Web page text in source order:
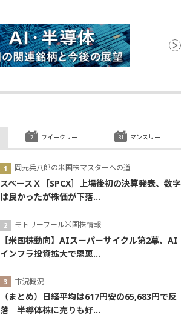
岡元兵八郎の米国株マスターへの道
スペースＸ［SPCX］上場後初の決算発表、数字
は良かったが株価が下落...
モトリーフール米国株情報
【米国株動向】AIスーパーサイクル第2幕、AI
インフラ投資拡大で恩恵...
市況概況
（まとめ）日経平均は617円安の65,683円で反
落 半導体株に売りも好...
ウイークリー マンスリー